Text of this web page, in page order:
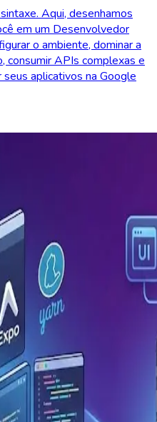
Aqui, desenhamos
em um Desenvolvedor
o ambiente, dominar a
consumir APIs complexas e
aplicativos na Google